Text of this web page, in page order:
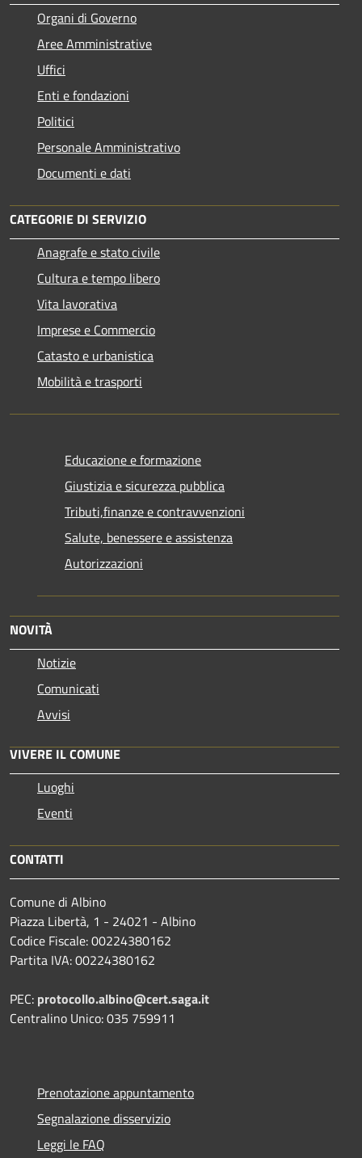
Organi di Governo
Aree Amministrative
Uffici
Enti e fondazioni
Politici
Personale Amministrativo
Documenti e dati
CATEGORIE DI SERVIZIO
Anagrafe e stato civile
Cultura e tempo libero
Vita lavorativa
Imprese e Commercio
Catasto e urbanistica
Mobilità e trasporti
Educazione e formazione
Giustizia e sicurezza pubblica
Tributi,finanze e contravvenzioni
Salute, benessere e assistenza
Autorizzazioni
NOVITÀ
Notizie
Comunicati
Avvisi
VIVERE IL COMUNE
Luoghi
Eventi
CONTATTI
Comune di Albino
Piazza Libertà, 1 - 24021 - Albino
Codice Fiscale: 00224380162
Partita IVA: 00224380162
PEC: protocollo.albino@cert.saga.it
Centralino Unico: 035 759911
Prenotazione appuntamento
Segnalazione disservizio
Leggi le FAQ